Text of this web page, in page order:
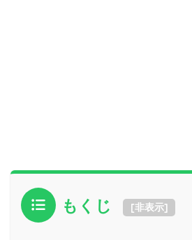
もくじ [非表示]